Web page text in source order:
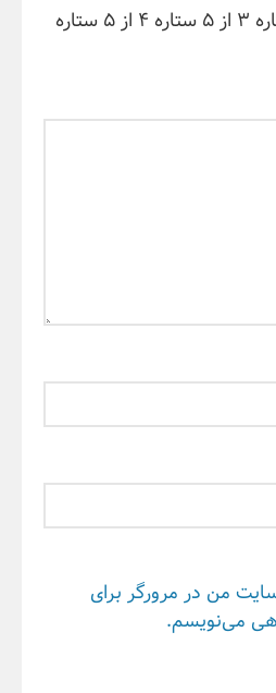
۳ از ۵ ستاره
۴ از ۵ ستاره
من در مرورگر برای
می‌نویسم.